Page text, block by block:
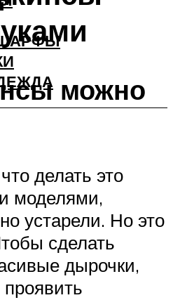
можно
делать это
моделями,
устарели. Но это
сделать
дырочки,